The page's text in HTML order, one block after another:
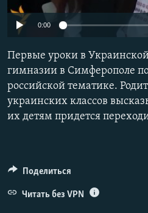
ПОБЕДИТЕЛЕЙ НЕ СУДЯТ?
ELIFBE
УКРАИНСКАЯ ПРОБЛЕМА КРЫМА
ПРИСОЕДИНЯЙТЕСЬ!
0:00
Первые уроки в
гимназии в Симферополе
российской тематике.
украинских классов
их детям придется
Поделиться
Читать без VPN